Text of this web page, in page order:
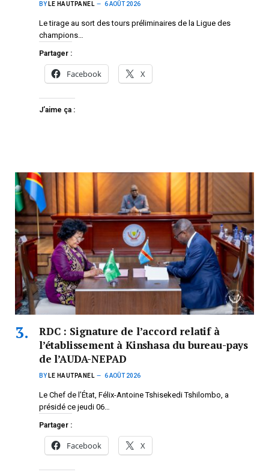
BY LE HAUTPANEL 6 AOÛT 2026
Le tirage au sort des tours préliminaires de la Ligue des
champions…
Partager :
Facebook X
J’aime ça :
RDC : Signature de l’accord relatif à
l’établissement à Kinshasa du bureau-pays
de l’AUDA-NEPAD
BY LE HAUTPANEL 6 AOÛT 2026
Le Chef de l’État, Félix-Antoine Tshisekedi Tshilombo, a
présidé ce jeudi 06…
Partager :
Facebook X